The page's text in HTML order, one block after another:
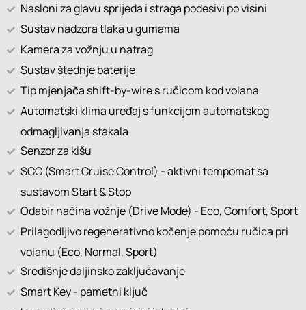
Nasloni za glavu sprijeda i straga podesivi po visini
Sustav nadzora tlaka u gumama
Kamera za vožnju u natrag
Sustav štednje baterije
Tip mjenjača shift-by-wire s ručicom kod volana
Automatski klima uređaj s funkcijom automatskog
odmagljivanja stakala
Senzor za kišu
SCC (Smart Cruise Control) - aktivni tempomat sa
sustavom Start & Stop
Odabir načina vožnje (Drive Mode) - Eco, Comfort, Sport
Prilagodljivo regenerativno kočenje pomoću ručica pri
volanu (Eco, Normal, Sport)
Središnje daljinsko zaključavanje
Smart Key - pametni ključ